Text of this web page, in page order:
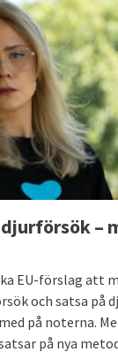
–
EU-förslag att
och satsa på
på noterna.
på nya